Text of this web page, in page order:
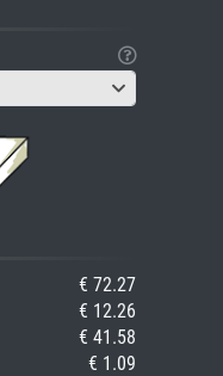
€ 72.27
€ 12.26
€ 41.58
€ 1.09